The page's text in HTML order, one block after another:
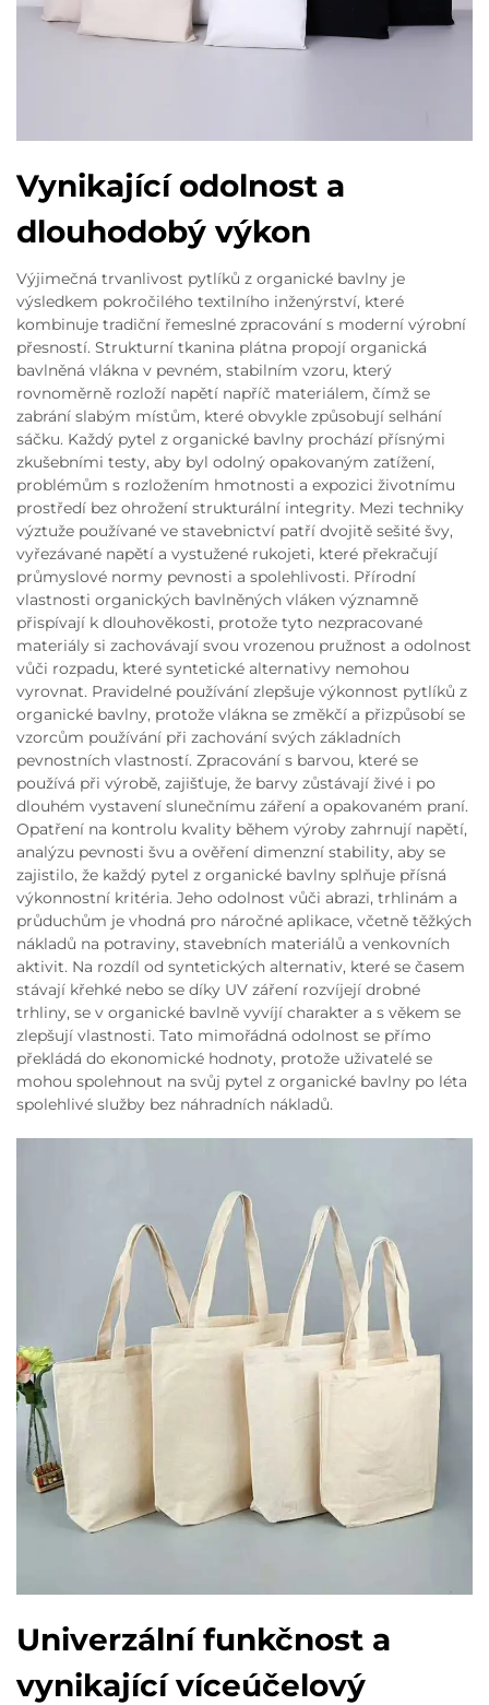
Vynikající odolnost a
dlouhodobý výkon
Výjimečná trvanlivost pytlíků z organické bavlny je
výsledkem pokročilého textilního inženýrství, které
kombinuje tradiční řemeslné zpracování s moderní výrobní
přesností. Strukturní tkanina plátna propojí organická
bavlněná vlákna v pevném, stabilním vzoru, který
rovnoměrně rozloží napětí napříč materiálem, čímž se
zabrání slabým místům, které obvykle způsobují selhání
sáčku. Každý pytel z organické bavlny prochází přísnými
zkušebními testy, aby byl odolný opakovaným zatížení,
problémům s rozložením hmotnosti a expozici životnímu
prostředí bez ohrožení strukturální integrity. Mezi techniky
výztuže používané ve stavebnictví patří dvojitě sešité švy,
vyřezávané napětí a vystužené rukojeti, které překračují
průmyslové normy pevnosti a spolehlivosti. Přírodní
vlastnosti organických bavlněných vláken významně
přispívají k dlouhověkosti, protože tyto nezpracované
materiály si zachovávají svou vrozenou pružnost a odolnost
vůči rozpadu, které syntetické alternativy nemohou
vyrovnat. Pravidelné používání zlepšuje výkonnost pytlíků z
organické bavlny, protože vlákna se změkčí a přizpůsobí se
vzorcům používání při zachování svých základních
pevnostních vlastností. Zpracování s barvou, které se
používá při výrobě, zajišťuje, že barvy zůstávají živé i po
dlouhém vystavení slunečnímu záření a opakovaném praní.
Opatření na kontrolu kvality během výroby zahrnují napětí,
analýzu pevnosti švu a ověření dimenzní stability, aby se
zajistilo, že každý pytel z organické bavlny splňuje přísná
výkonnostní kritéria. Jeho odolnost vůči abrazi, trhlinám a
průduchům je vhodná pro náročné aplikace, včetně těžkých
nákladů na potraviny, stavebních materiálů a venkovních
aktivit. Na rozdíl od syntetických alternativ, které se časem
stávají křehké nebo se díky UV záření rozvíjejí drobné
trhliny, se v organické bavlně vyvíjí charakter a s věkem se
zlepšují vlastnosti. Tato mimořádná odolnost se přímo
překládá do ekonomické hodnoty, protože uživatelé se
mohou spolehnout na svůj pytel z organické bavlny po léta
spolehlivé služby bez náhradních nákladů.
Univerzální funkčnost a
vynikající víceúčelový